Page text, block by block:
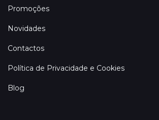
Promoções
Novidades
Contactos
Política de Privacidade e Cookies
Blog